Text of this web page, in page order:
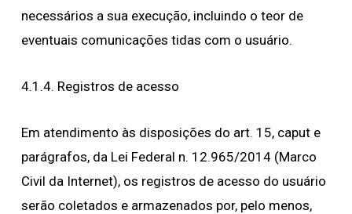
necessários a sua execução, incluindo o teor de
eventuais comunicações tidas com o usuário.
4.1.4. Registros de acesso
Em atendimento às disposições do art. 15, caput e
parágrafos, da Lei Federal n. 12.965/2014 (Marco
Civil da Internet), os registros de acesso do usuário
serão coletados e armazenados por, pelo menos,